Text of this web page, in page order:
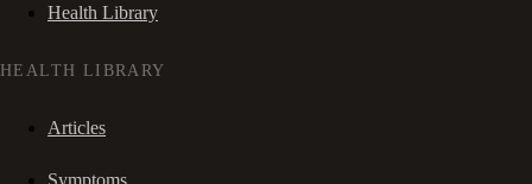
Health Library
HEALTH LIBRARY
Articles
Symptoms